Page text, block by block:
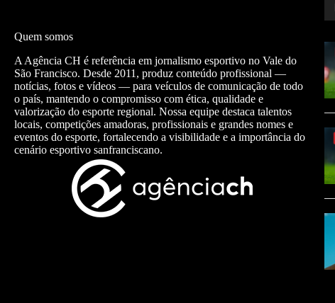
Quem somos
A Agência CH é referência em jornalismo esportivo no Vale do
São Francisco. Desde 2011, produz conteúdo profissional —
notícias, fotos e vídeos — para veículos de comunicação de todo
o país, mantendo o compromisso com ética, qualidade e
valorização do esporte regional. Nossa equipe destaca talentos
locais, competições amadoras, profissionais e grandes nomes e
eventos do esporte, fortalecendo a visibilidade e a importância do
cenário esportivo sanfranciscano.